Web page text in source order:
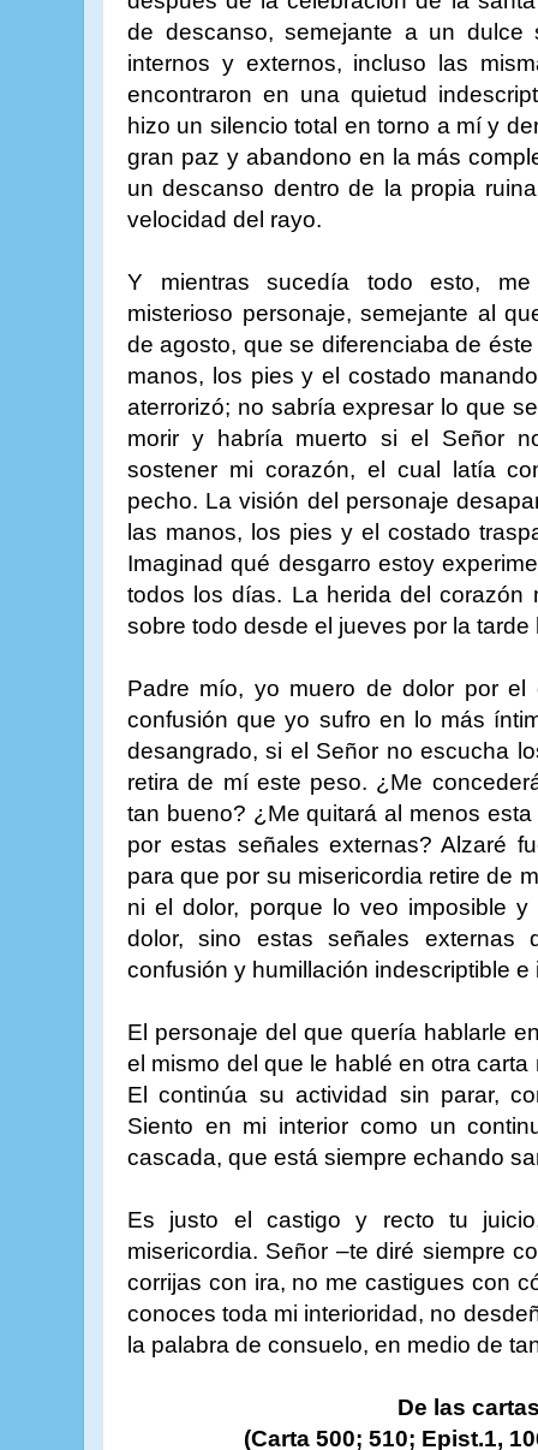
de descanso, semejante a un dulce
internos y externos, incluso las
encontraron en una quietud
hizo un silencio total en torno a mí y
gran paz y abandono en la más
un descanso dentro de la propia
velocidad del rayo.
Y mientras sucedía todo esto,
misterioso personaje, semejante al
de agosto, que se diferenciaba de
manos, los pies y el costado
aterrorizó; no sabría expresar lo que
morir y habría muerto si el Señor
sostener mi corazón, el cual latía
pecho. La visión del personaje
las manos, los pies y el costado
Imaginad qué desgarro estoy
todos los días. La herida del corazón
sobre todo desde el jueves por la
Padre mío, yo muero de dolor por el
confusión que yo sufro en lo más
desangrado, si el Señor no escucha
retira de mí este peso. ¿Me
tan bueno? ¿Me quitará al menos
por estas señales externas? Alzaré
para que por su misericordia retire de
ni el dolor, porque lo veo imposible
dolor, sino estas señales
confusión y humillación indescriptible e
El personaje del que quería hablarle
el mismo del que le hablé en otra
El continúa su actividad sin parar,
Siento en mi interior como un
cascada, que está siempre echando
Es justo el castigo y recto tu
misericordia. Señor –te diré siempre
corrijas con ira, no me castigues con
conoces toda mi interioridad, no
la palabra de consuelo, en medio de
De las
(Carta 500; 510; Epist.1,